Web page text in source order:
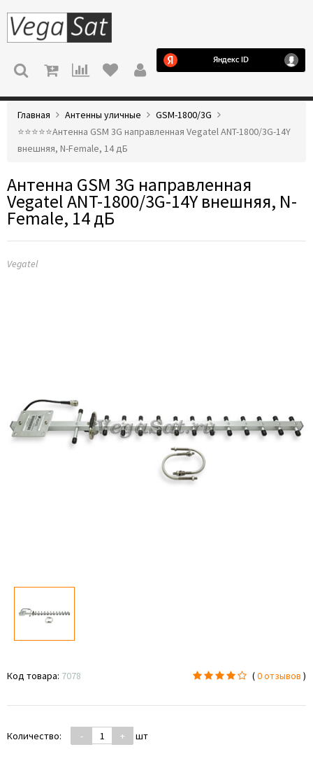
МЕНЮ
Главная Антенны уличные
GSM-1800/3G
⭐️⭐️⭐️⭐️⭐️Антенна GSM 3G направленная Vegatel ANT-1800/3G-14Y
внешняя, N-Female, 14 дБ
Антенна GSM 3G направленная
Vegatel ANT-1800/3G-14Y внешняя, N-
Female, 14 дБ
Vegatel
Код товара: 7078 (0 отзывов )
Количество: - + шт